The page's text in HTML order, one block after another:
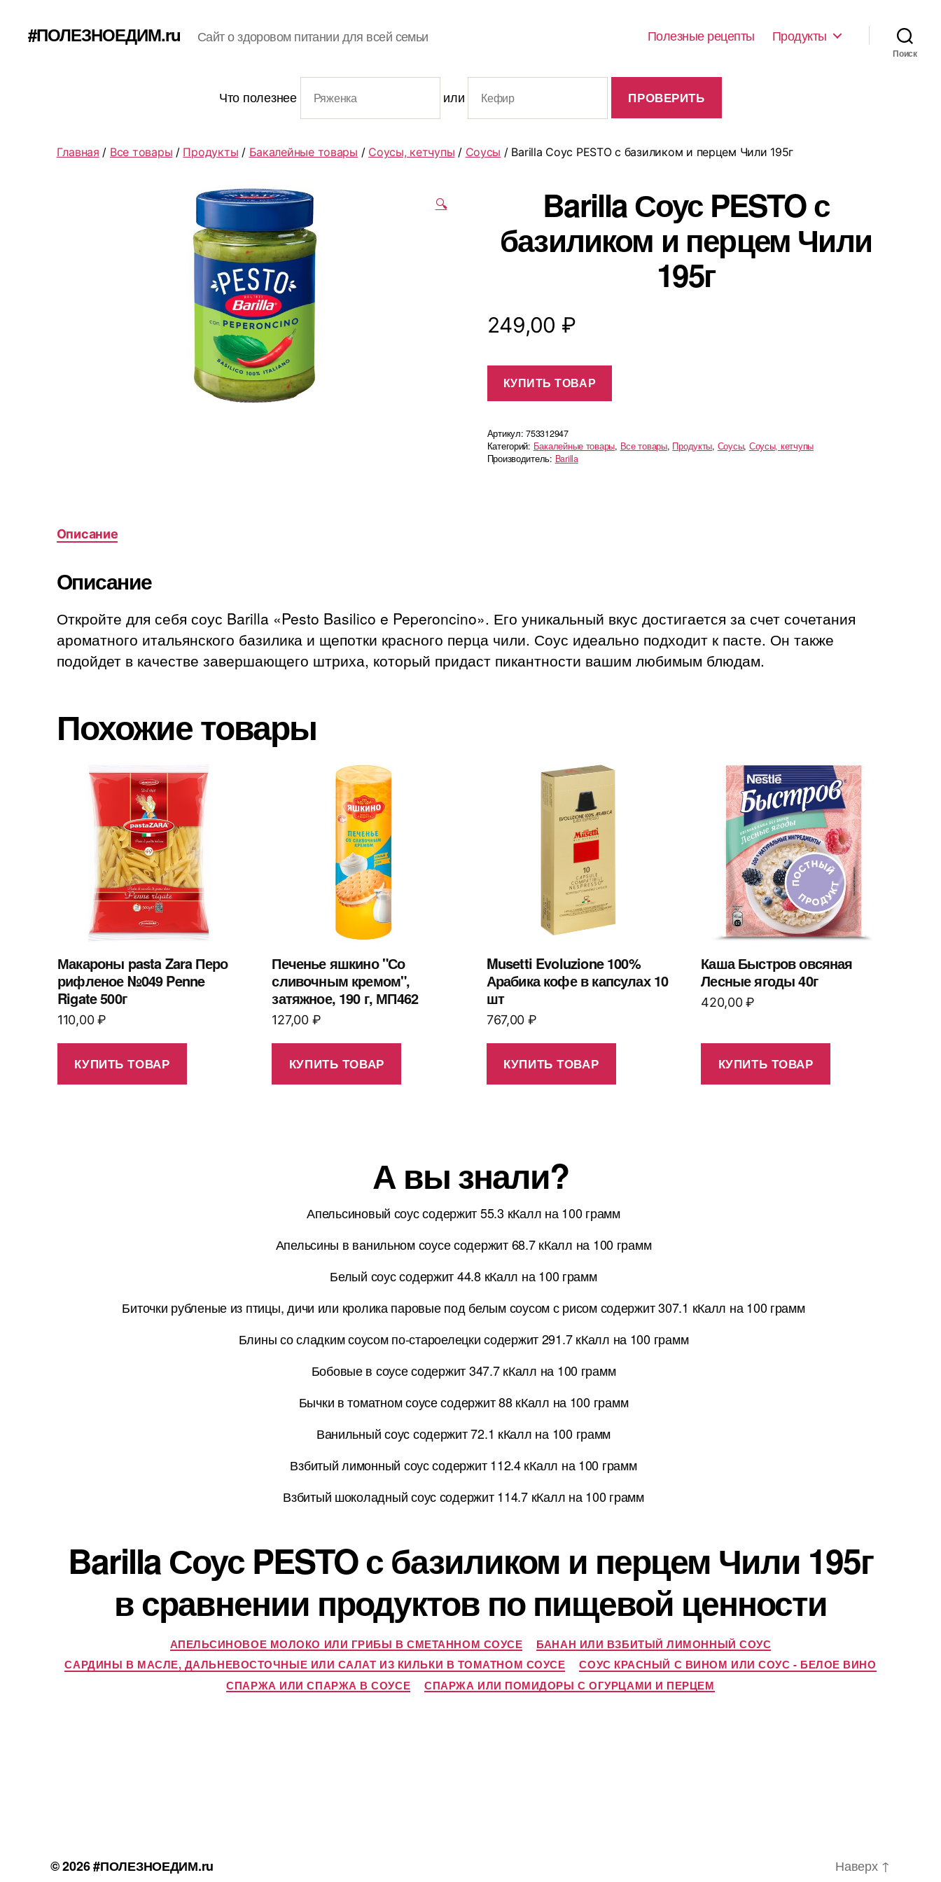
#ПОЛЕЗНОЕДИМ.ru Сайт о здоровом питании для всей семьи Полезные рецепты Продукты
Поиск
Что полезнее или
Главная / Все товары / Продукты / Бакалейные товары / Соусы, кетчупы / Соусы / Barilla Соус PESTO с базиликом и перцем Чили 195г
🔍 Barilla Соус PESTO с
базиликом и перцем Чили
195г
249,00 ₽
КУПИТЬ ТОВАР
Артикул:753312947
Категорий: Бакалейные товары, Все товары, Продукты, Соусы, Соусы, кетчупы
Производитель: Barilla
Описание
Описание
Откройте для себя соус Barilla «Pesto Basilico e Peperoncino». Его уникальный вкус достигается за счет сочетания
ароматного итальянского базилика и щепотки красного перца чили. Соус идеально подходит к пасте. Он также
подойдет в качестве завершающего штриха, который придаст пикантности вашим любимым блюдам.
Похожие товары
Макароны pasta Zara Перо
рифленое №049 Penne
Rigate 500г
110,00₽
КУПИТЬ ТОВАР
Печенье яшкино "Со
сливочным кремом",
затяжное, 190 г, МП462
127,00 ₽
КУПИТЬ ТОВАР
Musetti Evoluzione 100%
Арабика кофе в капсулах 10
шт
767,00 ₽
КУПИТЬ ТОВАР
Каша Быстров овсяная
Лесные ягоды 40г
420,00₽
КУПИТЬ ТОВАР
А вы знали?
Апельсиновый соус содержит 55.3 кКалл на 100 грамм
Апельсины в ванильном соусе содержит 68.7 кКалл на 100 грамм
Белый соус содержит 44.8 кКалл на 100 грамм
Биточки рубленые из птицы, дичи или кролика паровые под белым соусом с рисом содержит 307.1 кКалл на 100 грамм
Блины со сладким соусом по-староелецки содержит 291.7 кКалл на 100 грамм
Бобовые в соусе содержит 347.7 кКалл на 100 грамм
Бычки в томатном соусе содержит 88 кКалл на 100 грамм
Ванильный соус содержит 72.1 кКалл на 100 грамм
Взбитый лимонный соус содержит 112.4 кКалл на 100 грамм
Взбитый шоколадный соус содержит 114.7 кКалл на 100 грамм
Barilla Соус PESTO с базиликом и перцем Чили 195г
в сравнении продуктов по пищевой ценности
АПЕЛЬСИНОВОЕ МОЛОКО ИЛИ ГРИБЫ В СМЕТАННОМ СОУСЕ
БАНАН ИЛИ ВЗБИТЫЙ ЛИМОННЫЙ СОУС
САРДИНЫ В МАСЛЕ, ДАЛЬНЕВОСТОЧНЫЕ ИЛИ САЛАТ ИЗ КИЛЬКИ В ТОМАТНОМ СОУСЕ
СОУС КРАСНЫЙ С ВИНОМ ИЛИ СОУС - БЕЛОЕ ВИНО
СПАРЖА ИЛИ СПАРЖА В СОУСЕ
СПАРЖА ИЛИ ПОМИДОРЫ С ОГУРЦАМИ И ПЕРЦЕМ
© 2026#ПОЛЕЗНОЕДИМ.ru Наверх ↑